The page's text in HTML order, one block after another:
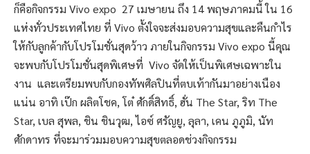
ก็คือกิจกรรม Vivo expo 27 เมษายน ถึง 14 พฤษภาคมนี้ ใน 16
แห่งทั่วประเทศไทย ที่ Vivo ตั้งใจจะส่งมอบความสุขและคืนกำไร
ให้กับลูกค้ากับโปรโมชั่นสุดว้าว ภายในกิจกรรม Vivo expo นี้คุณ
จะพบกับโปรโมชั่นสุดพิเศษที่ Vivo จัดให้เป็นพิเศษเฉพาะใน
งาน และเตรียมพบกับกองทัพศิลปินที่ตบเท้ากันมาอย่างเนือง
แน่น อาทิ เป๊ก ผลิตโชค, โต๋ ศักดิ์สิทธิ์, ฮั่น The Star, ริท The
Star, เบล สุพล, ชิน ชินวุฒ, ไอซ์ ศรัญยู, ลุลา, เคน ภูภูมิ, นัท
ศักดาทร ที่จะมาร่วมมอบความสุขตลอดช่วงกิจกรรม